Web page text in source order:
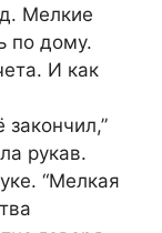
Мелкие
по дому.
И как
рукав.
“Мелкая